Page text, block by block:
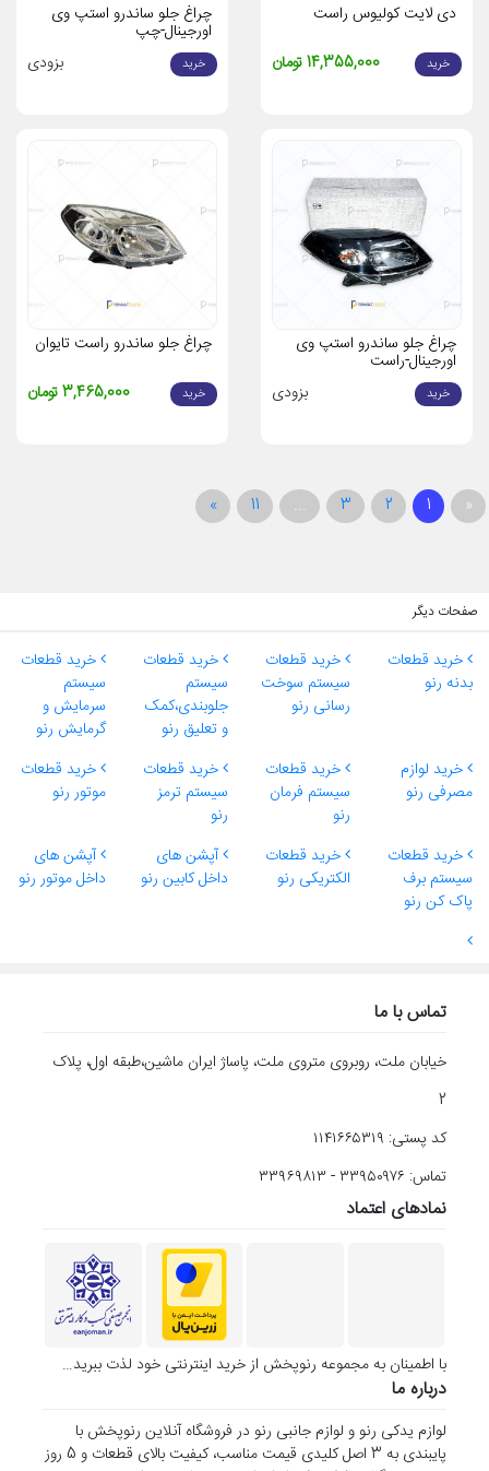
دی لایت کولیوس راست
خرید 14,355,000 تومان
چراغ جلو ساندرو استپ وی
اورجینال-چپ
خرید بزودی
چراغ جلو ساندرو استپ وی
اورجینال-راست
خرید بزودی
چراغ جلو ساندرو راست تایوان
خرید 3,465,000 تومان
«
1
2
3
...
11
»
صفحات دیگر
خرید قطعات
بدنه رنو
خرید قطعات
سیستم سوخت
رسانی رنو
خرید قطعات
سیستم
جلوبندی،کمک
و تعلیق رنو
خرید قطعات
سیستم
سرمایش و
گرمایش رنو
خرید لوازم
مصرفی رنو
خرید قطعات
سیستم فرمان
رنو
خرید قطعات
سیستم ترمز
رنو
خرید قطعات
موتور رنو
خرید قطعات
سیستم برف
پاک کن رنو
خرید قطعات
الکتریکی رنو
آپشن های
داخل کابین رنو
آپشن های
داخل موتور رنو
تماس با ما
خیابان ملت، روبروی متروی ملت، پاساژ ایران ماشین،طبقه اول، پلاک
2
کد پستی: ۱۱۴۱۶۶۵۳۱۹
تماس: ۳۳۹۵۰۹۷۶ - ۳۳۹۶۹۸۱۳
نمادهای اعتماد
با اطمینان به مجموعه رنوپخش از خرید اینترنتی خود لذت ببرید…
درباره ما
لوازم یدکی رنو و لوازم جانبی رنو در فروشگاه آنلاین رنوپخش با
پایبندی به 3 اصل کلیدی قیمت مناسب، کیفیت بالای قطعات و 5 روز